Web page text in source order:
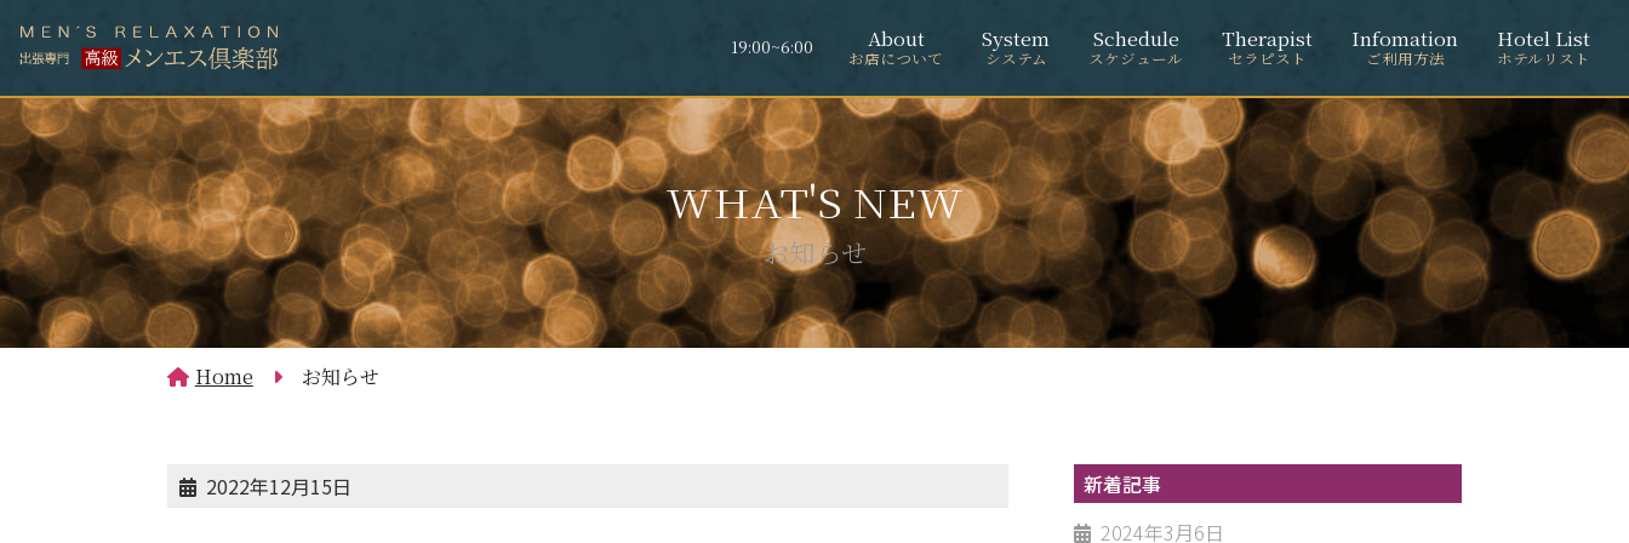
19:00~6:00 About
お店について
System
システム
Schedule
スケジュール
Therapist
セラピスト
Infomation
ご利用方法
Hotel List
ホテルリスト
お知らせ
Home お知らせ
2022年12月15日
新着記事
2024年3月6日